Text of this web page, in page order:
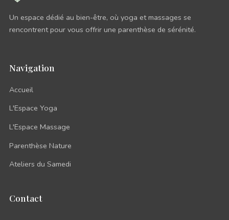
Un espace dédié au bien-être, où yoga et massages se
rencontrent pour vous offrir une parenthèse de sérénité.
Navigation
Accueil
L'Espace Yoga
L'Espace Massage
Parenthèse Nature
Ateliers du Samedi
Contact